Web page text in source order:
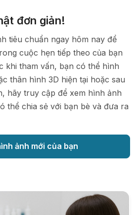
đơn giản!
tiêu chuẩn ngay hôm nay để
cuộc hẹn tiếp theo của bạn
khi tham vấn, bạn có thể hình
thân hình 3D hiện tại hoặc sau
hãy truy cập để xem hình ảnh
thể chia sẻ với bạn bè và đưa ra
ảnh mới của bạn